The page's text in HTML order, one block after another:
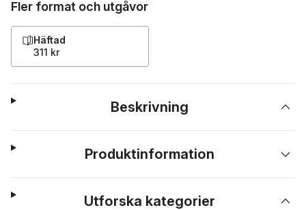
Fler format och utgåvor
Häftad
311 kr
Beskrivning
Produktinformation
Utforska kategorier